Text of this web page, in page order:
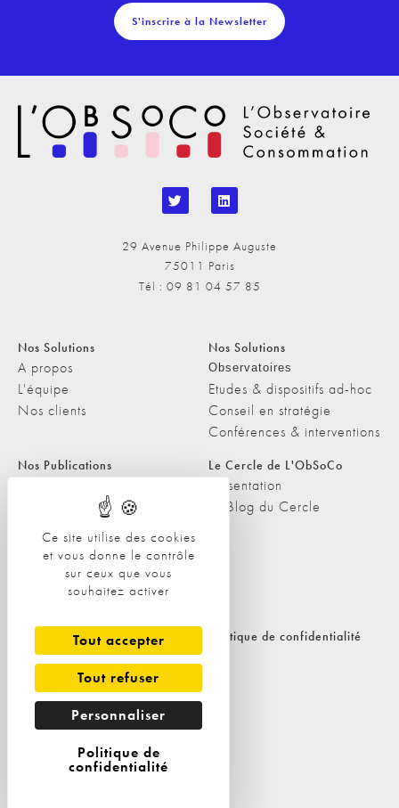
Ce site utilise des cookies
et vous donne le contrôle
sur ceux que vous
souhaitez activer
Tout accepter
Tout refuser
Personnaliser
Politique de
confidentialité
S'inscrire à la Newsletter
29 Avenue Philippe Auguste
75011 Paris
Tél : 09 81 04 57 85
Nos Solutions
A propos
L'équipe
Nos clients
Nos Solutions
Observatoires
Etudes & dispositifs ad-hoc
Conseil en stratégie
Conférences & interventions
Nos Publications
Les Podcasts de L'ObSoCo
L'ObSoCo dans les médias
Le Cercle de L'ObSoCo
Présentation
Le Blog du Cercle
Contacts
Nous contacter
Politique de cookies Politique de confidentialité